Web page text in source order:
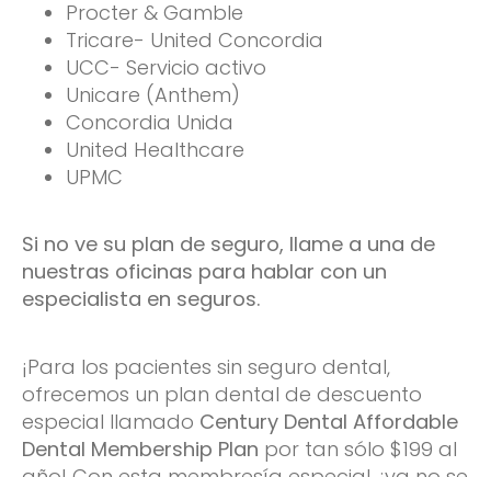
Procter & Gamble
Tricare- United Concordia
UCC- Servicio activo
Unicare (Anthem)
Concordia Unida
United Healthcare
UPMC
Si no ve su plan de seguro, llame a una de
nuestras oficinas para hablar con un
especialista en seguros.
¡Para los pacientes sin seguro dental,
ofrecemos un plan dental de descuento
especial llamado Century Dental Affordable
Dental Membership Plan por tan sólo $199 al